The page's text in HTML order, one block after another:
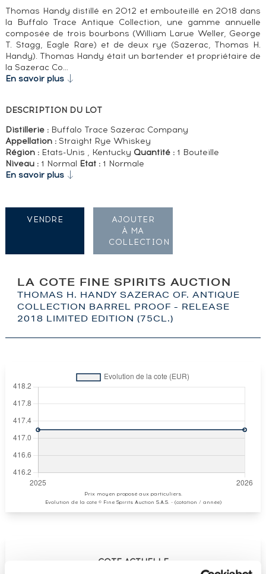
Thomas Handy distillé en 2012 et embouteillé en 2018 dans
la Buffalo Trace Antique Collection, une gamme annuelle
composée de trois bourbons (William Larue Weller, George
T. Stagg, Eagle Rare) et de deux rye (Sazerac, Thomas H.
Handy). Thomas Handy était un bartender et propriétaire de
la Sazerac Co…
En savoir plus
DESCRIPTION DU LOT
Distillerie :Buffalo Trace Sazerac Company
Appellation :Straight Rye Whiskey
Région : Etats-Unis , Kentucky Quantité :1 Bouteille
Niveau :1 Normal Etat :1 Normale
En savoir plus
LA COTE FINE SPIRITS AUCTION
THOMAS H. HANDY SAZERAC OF. ANTIQUE
COLLECTION BARREL PROOF - RELEASE
2018 LIMITED EDITION (75CL.)
Prix moyen proposé aux particuliers.
Evolution de la cote © Fine Spirits Auction S.A.S. - (cotation / année)
COTE ACTUELLE
VENDRE
AJOUTER
À MA
COLLECTION